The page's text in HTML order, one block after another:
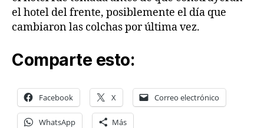
el hotel del frente, posiblemente el día que
cambiaron las colchas por última vez.
Comparte esto:
Facebook X Correo electrónico
WhatsApp Más